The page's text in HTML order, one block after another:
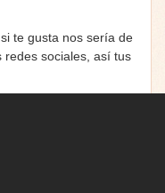
te gusta nos sería de
redes sociales, así tus